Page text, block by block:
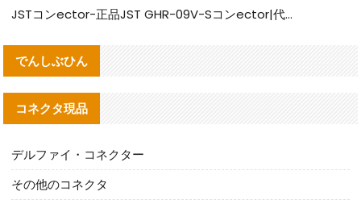
JSTコンector-正品JST GHR-09V-Sコンector|代替品提供
でんしぶひん
コネクタ現品
デルファイ・コネクター
その他のコネクタ